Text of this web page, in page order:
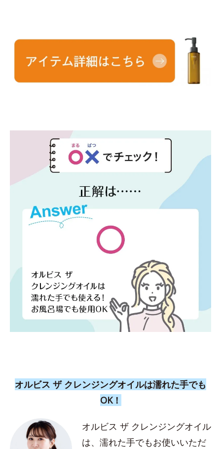
オルビス ザ クレンジングオイルは濡れた手でも
OK！
オルビス ザ クレンジングオイル
は、濡れた手でもお使いいただ